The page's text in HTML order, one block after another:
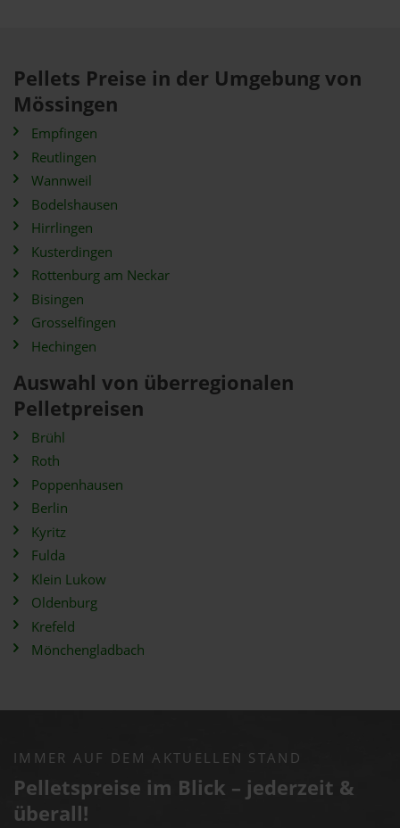
Pellets Preise in der Umgebung von
Mössingen
Empfingen
Reutlingen
Wannweil
Bodelshausen
Hirrlingen
Kusterdingen
Rottenburg am Neckar
Bisingen
Grosselfingen
Hechingen
Auswahl von überregionalen
Pelletpreisen
Brühl
Roth
Poppenhausen
Berlin
Kyritz
Fulda
Klein Lukow
Oldenburg
Krefeld
Mönchengladbach
IMMER AUF DEM AKTUELLEN STAND
Pelletspreise im Blick – jederzeit &
überall!